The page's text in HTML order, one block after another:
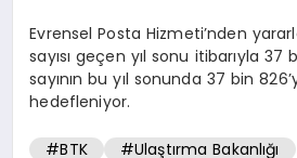
Evrensel Posta Hizmeti’nden
sayısı geçen yıl sonu itibarıyla 37
sayının bu yıl sonunda 37 bin
hedefleniyor.
#BTK #Ulaştırma Bakanlığı